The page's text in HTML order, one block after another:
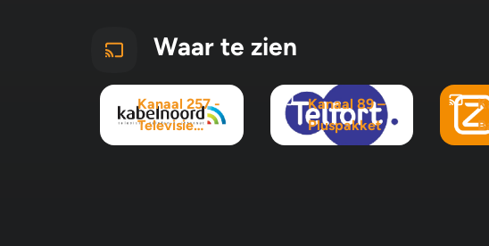
Waar te zien
Kanaal 257 -
Televisie
Maximaal
Kanaal 89 –
Pluspakket